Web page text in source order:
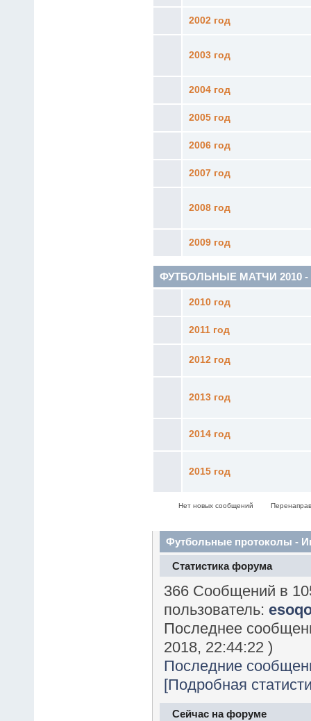
2002 год
2003 год
2004 год
2005 год
2006 год
2007 год
2008 год
2009 год
ФУТБОЛЬНЫЕ МАТЧИ 2010 -
2010 год
2011 год
2012 год
2013 год
2014 год
2015 год
Нет новых сообщений
Футбольные протоколы -
Статистика форума
366 Сообщений в
пользователь:
Последнее
2018, 22:44:22 )
Последние
[Подробная
Сейчас на форуме